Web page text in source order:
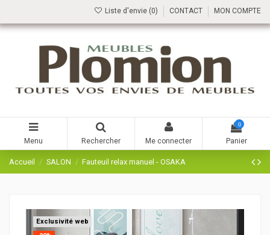
Liste d'envie (0) CONTACT MON COMPTE
Menu Rechercher Me connecter
0
Panier
Accueil SALON Fauteuil relax manuel - OSAKA
Exclusivité web